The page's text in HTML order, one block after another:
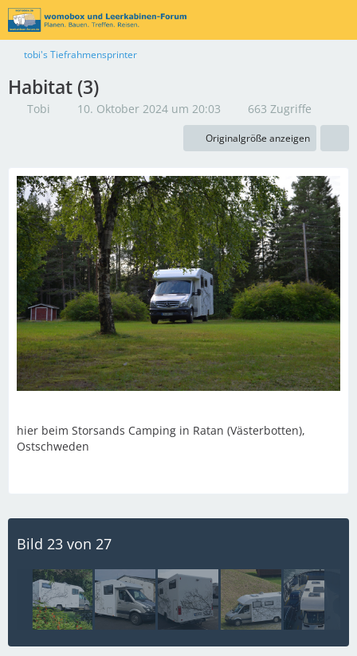
tobi's Tiefrahmensprinter
Habitat (3)
Tobi 10. Oktober 2024 um 20:03 663 Zugriffe
Originalgröße anzeigen
hier beim Storsands Camping in Ratan (Västerbotten),
Ostschweden
Bild 23 von 27